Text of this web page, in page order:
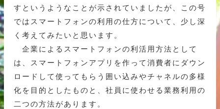
すというようなことが示されていましたが、この号
ではスマートフォンの利用の仕方について、少し深
く考えてみたいと思います。
企業によるスマートフォンの利活用方法として
は、スマートフォンアプリを作って消費者にダウン
ロードして使ってもらう囲い込みやチャネルの多様
化を目的としたものと、社員に使わせる業務利用の
二つの方法があります。